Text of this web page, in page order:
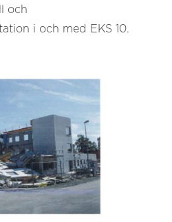
och
i och med EKS 10.